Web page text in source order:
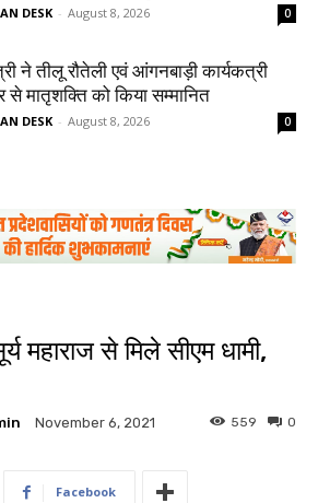
DESK - August 8, 2026 0
ने तीलू रौतेली एवं आंगनबाड़ी कार्यकत्री
से मातृशक्ति को किया सम्मानित
DESK - August 8, 2026 0